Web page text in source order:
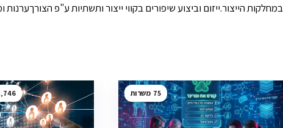
במחלקות הייצור.ייזום וביצוע שיפורים בקווי ייצור ותשתיות ע"פ
75